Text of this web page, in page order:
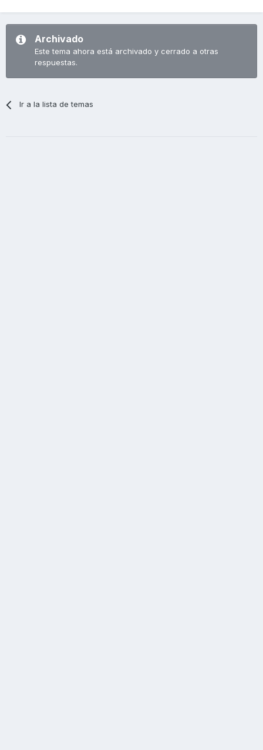
Archivado
Este tema ahora está archivado y cerrado a otras
respuestas.
Ir a la lista de temas